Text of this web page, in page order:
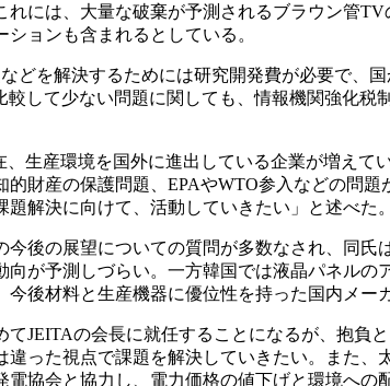
れには、大量な破棄が予測されるブラウン管
ョンも含まれるとしている。
どを解決するためには研究開発費が必要で、
して少ない問題に関しても、情報機関強化税
生産環境を国外に進出している企業が増えて
的財産の保護問題、EPAやWTO参入などの問
解決に向けて、活動していきたい」と述べた。
後の展望についての質問が多数なされ、同氏
向が予測しづらい。一方韓国では液晶パネルの
後材料と生産機器に優位性を持った国内メー
JEITAの会長に就任することになるが、抱負
違った視点で課題を解決していきたい。また、
協会と協力し、電力価格の値下げと環境への